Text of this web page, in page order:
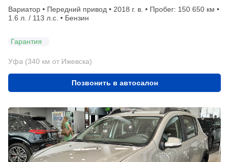
Вариатор • Передний привод • 2018 г. в. • Пробег: 150 650 км •
1.6 л. / 113 л.с. • Бензин
Гарантия
Уфа (340 км от Ижевска)
Позвонить в автосалон